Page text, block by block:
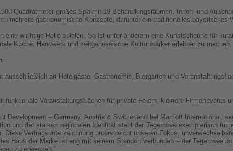
Quadratmeter großes Spa mit 19 Behandlungsräumen, Innen- und
mehrere gastronomische Konzepte, darunter ein traditionelles bayerisches
eine wichtige Rolle spielen. So ist unter anderem eine Kunstscheune für
Küche, Handwerk und zeitgenössische Kultur stärker erlebbar zu machen.
ausschließlich an Hotelgäste. Gastronomie, Biergarten und
Veranstaltungsflächen für private Feiern, kleinere Firmenevents
Development – Germany, Austria & Switzerland bei Marriott International,
und der starken regionalen Identität steht der Tegernsee exemplarisch für
Diese Vertragsunterzeichnung unterstreicht unseren Fokus,
Haus der Marke ist eng mit seinem Standort verbunden – der Tegernsee
zu erwecken.“